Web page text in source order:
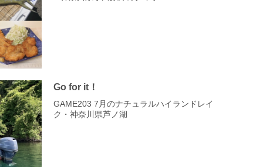
Go for it！
GAME203 7月のナチュラルハイランドレイ
ク・神奈川県芦ノ湖